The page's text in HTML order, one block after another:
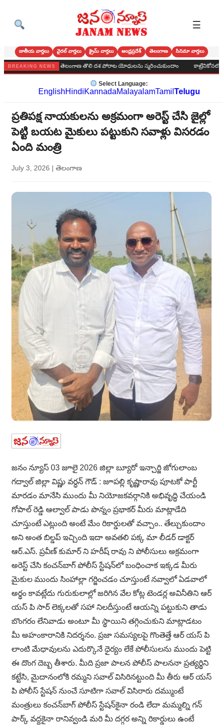
☰
జాతీయ వార్తలు వైరల్ వార్తలు క్రైమ్ వార్తలు ఆంధ్రప్రదేశ్ తెలంగాణ సినిమా వార్తలు
BREAKING NEWS
కారులు తెలంగాణ తొలి దశ పోరాట యోధులను స్మరించుకుందాం కాట్రేనికోనలో బీజేపీ
Select Language:
EnglishHindiKannadaMalayalamTamil Telugu
ప్రతిపక్ష నాయకులను అక్రమంగా అరెస్ట్ చేసి జైల్లో
పెట్టి బయట మైకులు పట్టుకుని సవాళ్లు విసరడం
ఏంది మంత్రి
July 3, 2026 | తెలంగాణ
జనం న్యూస్ 03 జూలై 2026 జిల్లా బ్యూరో ఇన్చార్జి జోగులాంబ
గద్వాల్ జిల్లా విష్ణు వర్ధన్ గౌడ్ : జూపల్లి కృష్ణారావు పూటకో పార్టీ
మారడం మానేసి ముందు మీ నియోజకవర్గానికి అభివృద్ధి చేయండి
గోపాల్ రెడ్డి ఆల్వాల్ పాడు పొన్నం ప్రభాకర్ మీరు మాట్లాడేది
చూస్తుంటే ఎట్లుంది అంటే మేం రికార్డులతో వచ్చాం.. తేల్చుకుందాం
అని అంత బిల్డప్ ఇచ్చింది ఇదా అవతలి పక్క మా లీడర్ డాక్టర్
ఆర్.ఎస్. ప్రవీణ్ కుమార్ ని హరీష్ రావు ని పోలీసులు అక్రమంగా
అరెస్ట్ చేసి కంచన్‌బాగ్ పోలీస్ స్టేషన్‌లో బంధించాక ఇక్కడ మీరు
మైకుల ముందు సింహాల్లా గర్జించడం చూస్తుంటే నవ్వాలో ఏడవాలో
అర్థం కావట్లేదు గురుకులాల్లో జరిగిన వేల కోట్ల టెండర్ల అవినీతిని ఆర్
యస్ పి సార్ లెక్కలతో సహా నిలదీస్తుంటే ఆయన్ని పట్టుకుని తాడు
బొంగరం లేనివాడు అంటూ మీ స్థాయిని తగ్గించుకుని మాట్లాడటం
మీ అహంకారానికి నిదర్శనం. ప్రజా సమస్యలపై గొంతెత్తే ఆర్ యస్ పి
లాంటి మేధావులను ఎదుర్కొనే ధైర్యం లేకే పోలీసులను ముందు పెట్టి
ఈ దొంగ దెబ్బ తీశారు. మీది ప్రజా పాలన పోలీస్ పాలననా ప్రత్యర్థిని
కట్టేసి, మైదానంలోకి రమ్మని సవాల్ విసిరినట్టుంది మీ తీరు ఆర్ యస్
పి పోలీస్ స్టేషన్ నుంచే సూటిగా సవాల్ విసిరారు దమ్ముంటే
మంత్రులు కంచన్‌బాగ్ పోలీస్ స్టేషన్‌కైనా రండి లేదా మమ్మల్ని గన్
పార్క్ వద్దకైనా రానివ్వండి మరి మీ దగ్గర అన్ని రికార్డులు ఉంటే